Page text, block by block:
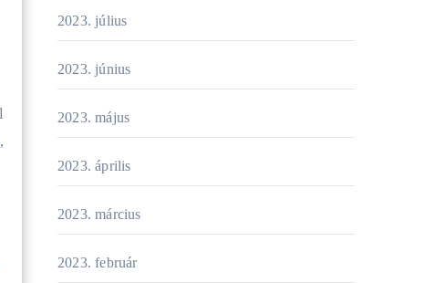
2023. július
2023. június
2023. május
2023. április
2023. március
2023. február